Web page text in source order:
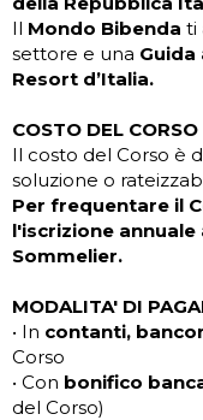
Il Mondo Bibenda ti
settore e una Guida
Resort d’Italia.
COSTO DEL CORSO
Il costo del Corso è
soluzione o
Per frequentare il
l'iscrizione
Sommelier.
MODALITA' DI
• In contanti,
Corso
• Con bonifico
del Corso)